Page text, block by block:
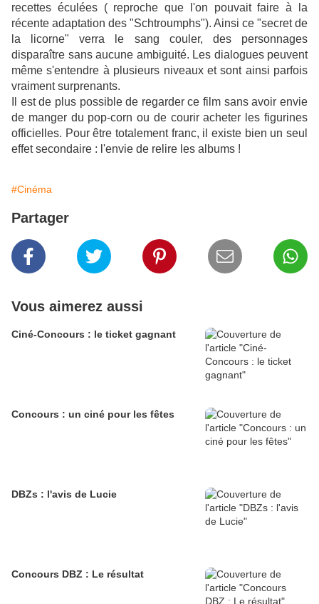
recettes éculées ( reproche que l'on pouvait faire à la
récente adaptation des "Schtroumphs"). Ainsi ce "secret de
la licorne" verra le sang couler, des personnages
disparaître sans aucune ambiguité. Les dialogues peuvent
même s'entendre à plusieurs niveaux et sont ainsi parfois
vraiment surprenants.
Il est de plus possible de regarder ce film sans avoir envie
de manger du pop-corn ou de courir acheter les figurines
officielles. Pour être totalement franc, i l existe bien un seul
effet secondaire : l'envie de relire les albums !
#Cinéma
Partager
Vous aimerez aussi
Ciné-Concours : le ticket gagnant
Concours : un ciné pour les fêtes
DBZs : l'avis de Lucie
Concours DBZ : Le résultat